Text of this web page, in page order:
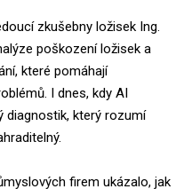
zkušebny ložisek Ing.
poškození ložisek a
které pomáhají
I dnes, kdy AI
diagnostik, který rozumí
firem ukázalo, jak